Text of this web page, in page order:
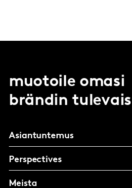
muotoile omasi
brändin
Asiantuntemus
Perspectives
Meista